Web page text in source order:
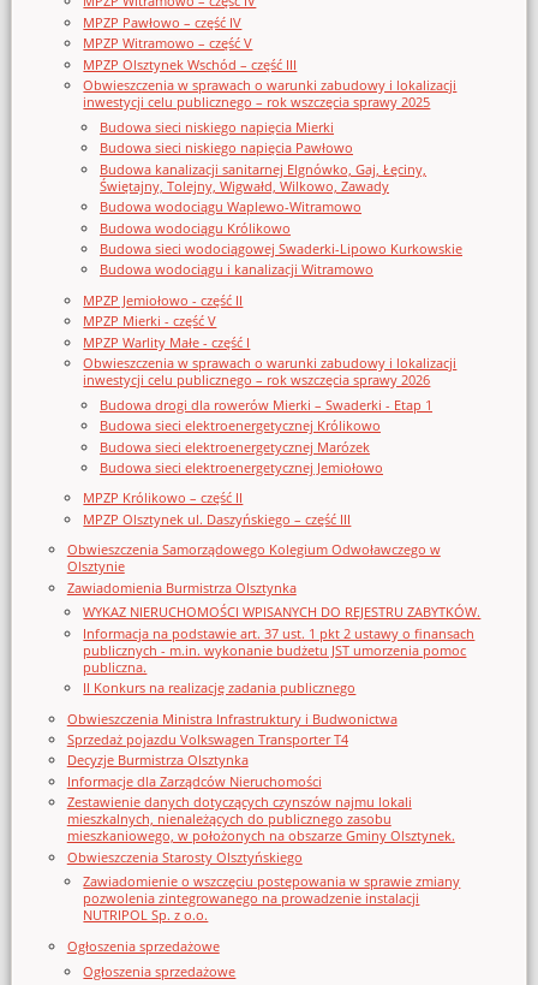
MPZP Pawłowo – część IV
MPZP Witramowo – część V
MPZP Olsztynek Wschód – część III
Obwieszczenia w sprawach o warunki zabudowy i lokalizacji
inwestycji celu publicznego – rok wszczęcia sprawy 2025
Budowa sieci niskiego napięcia Mierki
Budowa sieci niskiego napięcia Pawłowo
Budowa kanalizacji sanitarnej Elgnówko, Gaj, Łęciny,
Świętajny, Tolejny, Wigwałd, Wilkowo, Zawady
Budowa wodociągu Waplewo-Witramowo
Budowa wodociągu Królikowo
Budowa sieci wodociągowej Swaderki-Lipowo Kurkowskie
Budowa wodociągu i kanalizacji Witramowo
MPZP Jemiołowo - część II
MPZP Mierki - część V
MPZP Warlity Małe - część I
Obwieszczenia w sprawach o warunki zabudowy i lokalizacji
inwestycji celu publicznego – rok wszczęcia sprawy 2026
Budowa drogi dla rowerów Mierki – Swaderki - Etap 1
Budowa sieci elektroenergetycznej Królikowo
Budowa sieci elektroenergetycznej Marózek
Budowa sieci elektroenergetycznej Jemiołowo
MPZP Królikowo – część II
MPZP Olsztynek ul. Daszyńskiego – część III
Obwieszczenia Samorządowego Kolegium Odwoławczego w
Olsztynie
Zawiadomienia Burmistrza Olsztynka
WYKAZ NIERUCHOMOŚCI WPISANYCH DO REJESTRU ZABYTKÓW.
Informacja na podstawie art. 37 ust. 1 pkt 2 ustawy o finansach
publicznych - m.in. wykonanie budżetu JST umorzenia pomoc
publiczna.
II Konkurs na realizację zadania publicznego
Obwieszczenia Ministra Infrastruktury i Budwonictwa
Sprzedaż pojazdu Volkswagen Transporter T4
Decyzje Burmistrza Olsztynka
Informacje dla Zarządców Nieruchomości
Zestawienie danych dotyczących czynszów najmu lokali
mieszkalnych, nienależących do publicznego zasobu
mieszkaniowego, w położonych na obszarze Gminy Olsztynek.
Obwieszczenia Starosty Olsztyńskiego
Zawiadomienie o wszczęciu postępowania w sprawie zmiany
pozwolenia zintegrowanego na prowadzenie instalacji
NUTRIPOL Sp. z o.o.
Ogłoszenia sprzedażowe
Ogłoszenia sprzedażowe